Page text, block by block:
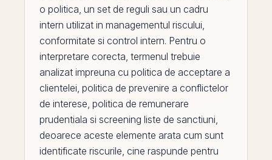
o politica, un set de reguli sau un cadru
intern utilizat in managementul riscului,
conformitate si control intern. Pentru o
interpretare corecta, termenul trebuie
analizat impreuna cu politica de acceptare a
clientelei, politica de prevenire a conflictelor
de interese, politica de remunerare
prudentiala si screening liste de sanctiuni,
deoarece aceste elemente arata cum sunt
identificate riscurile, cine raspunde pentru